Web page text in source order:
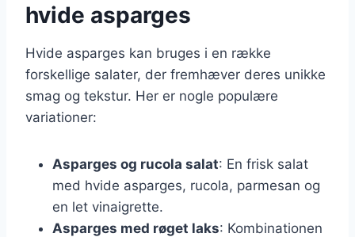
hvide asparges
Hvide asparges kan bruges i en række
forskellige salater, der fremhæver deres unikke
smag og tekstur. Her er nogle populære
variationer:
Asparges og rucola salat: En frisk salat
med hvide asparges, rucola, parmesan og
en let vinaigrette.
Asparges med røget laks: Kombinationen